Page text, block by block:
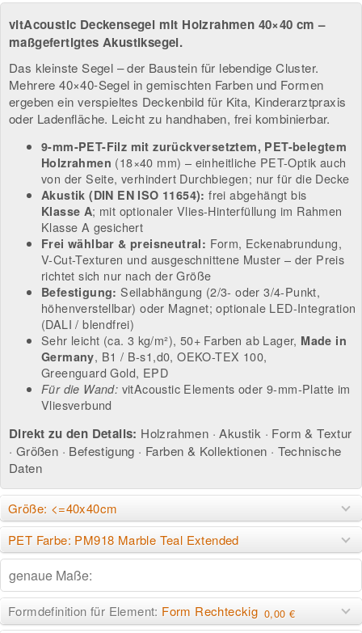
vitAcoustic Deckensegel mit Holzrahmen 40×40 cm –
maßgefertigtes Akustiksegel.
Das kleinste Segel – der Baustein für lebendige Cluster.
Mehrere 40×40-Segel in gemischten Farben und Formen
ergeben ein verspieltes Deckenbild für Kita, Kinderarztpraxis
oder Ladenfläche. Leicht zu handhaben, frei kombinierbar.
9-mm-PET-Filz mit zurückversetztem, PET-belegtem
Holzrahmen (18×40 mm) – einheitliche PET-Optik auch
von der Seite, verhindert Durchbiegen; nur für die Decke
Akustik (DIN EN ISO 11654): frei abgehängt bis
Klasse A; mit optionaler Vlies-Hinterfüllung im Rahmen
Klasse A gesichert
Frei wählbar & preisneutral: Form, Eckenabrundung,
V-Cut-Texturen und ausgeschnittene Muster – der Preis
richtet sich nur nach der Größe
Befestigung: Seilabhängung (2/3- oder 3/4-Punkt,
höhenverstellbar) oder Magnet; optionale LED-Integration
(DALI / blendfrei)
Sehr leicht (ca. 3 kg/m²), 50+ Farben ab Lager, Made in
Germany, B1 / B-s1,d0, OEKO-TEX 100,
Greenguard Gold, EPD
Für die Wand: vitAcoustic Elements oder9-mm-Platte im
Vliesverbund
Direkt zu den Details: Holzrahmen ·Akustik · Form & Textur
· Größen · Befestigung · Farben & Kollektionen · Technische
Daten
Größe: <=40x40cm
PET Farbe: PM918 Marble Teal Extended
Formdefinition für Element: Form Rechteckig 0,00 €